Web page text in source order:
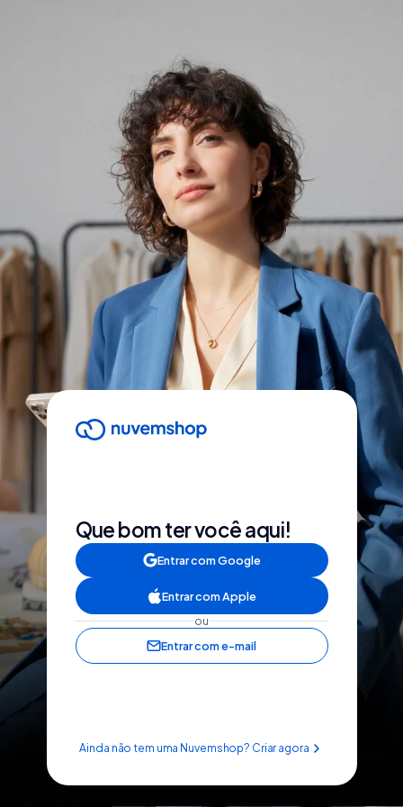
Que bom ter você aqui!
Entrar com Google
Entrar com Apple
ou
Entrar com e-mail
Ainda não tem uma Nuvemshop? Criar agora